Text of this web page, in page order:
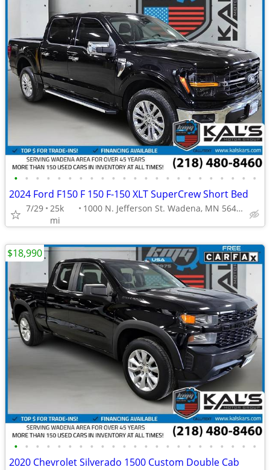
• • • • • • • • • • • • • • • • • • • • • • •
2024 Ford F150 F 150 F-150 XLT SuperCrew Short Bed
7/29 25k
mi
1000 N. Jefferson St. Wadena, MN 56482
• • • • • • • • • • • • • • • • • • • • • • •
2020 Chevrolet Silverado 1500 Custom Double Cab
$18,990